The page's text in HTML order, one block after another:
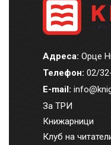
Адреса: Орце
Телефон: 02/
E-mail:
За ТРИ
Книжарници
Клуб на